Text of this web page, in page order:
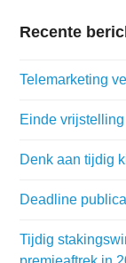
Recente
Telemarketing
Einde
Denk aan tijdig
Deadline
Tijdig